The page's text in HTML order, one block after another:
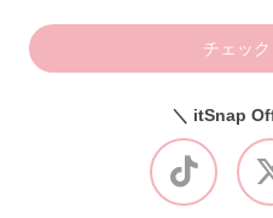
チェッ
＼ itSnap